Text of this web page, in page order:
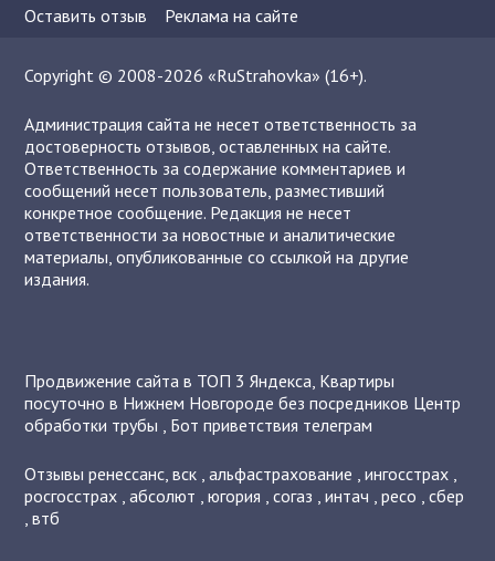
Оставить отзыв
Реклама на сайте
Copyright © 2008-2026 «RuStrahovka» (16+).
Администрация сайта не несет ответственность за
достоверность отзывов, оставленных на сайте.
Ответственность за содержание комментариев и
сообщений несет пользователь, разместивший
конкретное сообщение. Редакция не несет
ответственности за новостные и аналитические
материалы, опубликованные со ссылкой на другие
издания.
Продвижение сайта в ТОП 3 Яндекса, Квартиры
посуточно в Нижнем Новгороде без посредников Центр
обработки трубы , Бот приветствия телеграм
Отзывыренессанс,вск ,альфастрахование ,ингосстрах ,
росгосстрах ,абсолют ,югория ,согаз ,интач ,ресо ,сбер
,втб